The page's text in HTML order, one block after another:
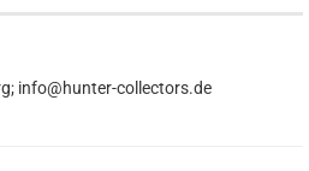
info@hunter-collectors.de